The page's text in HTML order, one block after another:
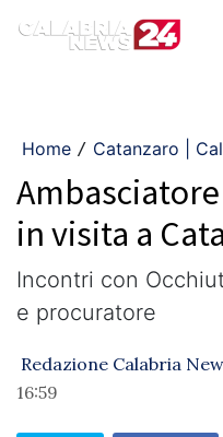
Home / Catanzaro |
in visita a
Incontri con
e procuratore
Redazione Calabria
16:59